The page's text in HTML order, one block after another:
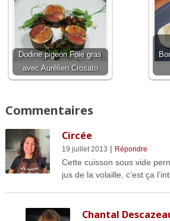
Dodine pigeon Foie gras
avec Aurélien Crosato
Commentaires
Circée
19 juillet 2013 | Répondre
Cette cuisson sous vide
jus de la volaille, c’est ça
Chantal